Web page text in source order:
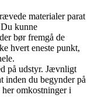
materialer parat
kunne
bør fremgå de
hvert eneste punkt,
på udstyr. Jævnligt
inden du begynder på
omkostninger i